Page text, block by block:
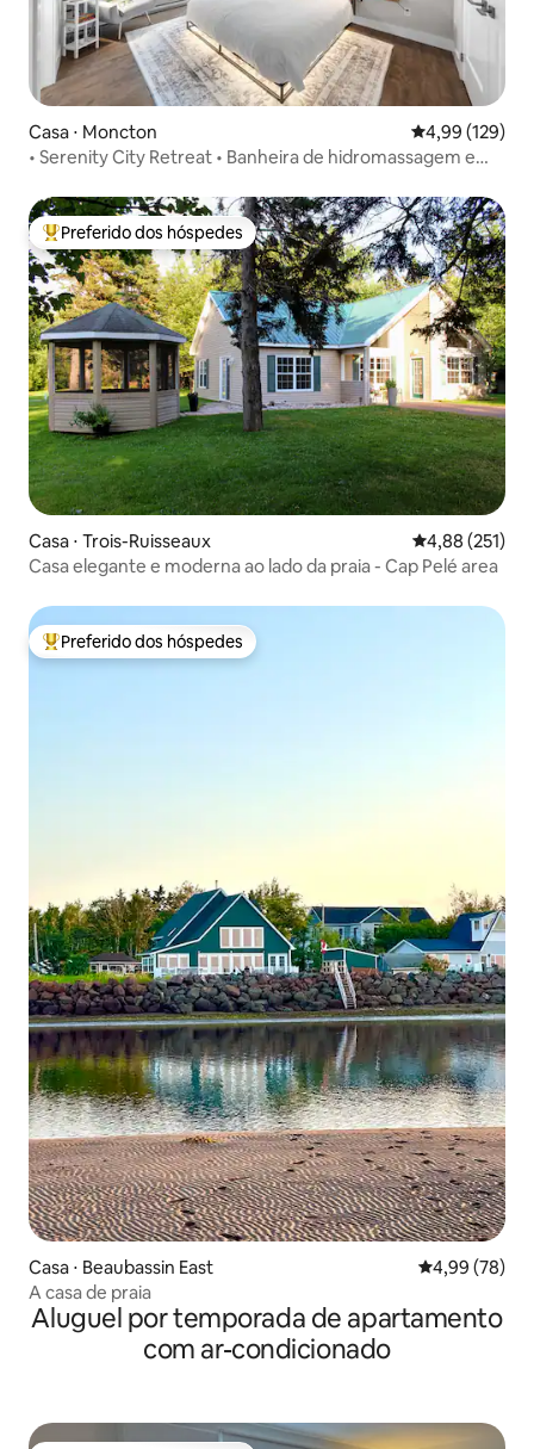
Casa ⋅ Moncton 4,99 de uma
4,99 (129)
• Serenity City Retreat • Banheira de hidromassagem e
Entre os melhores preferidos dos hóspedes
Preferido dos hóspedes
Casa ⋅ Trois-Ruisseaux 4,88 de uma
4,88 (251)
Casa elegante e moderna ao lado da praia - Cap Pelé area
Entre os melhores preferidos dos hóspedes
Preferido dos hóspedes
Casa ⋅ Beaubassin East 4,99 de uma
4,99 (78)
A casa de praia
Aluguel por temporada de apartamento
com ar-condicionado